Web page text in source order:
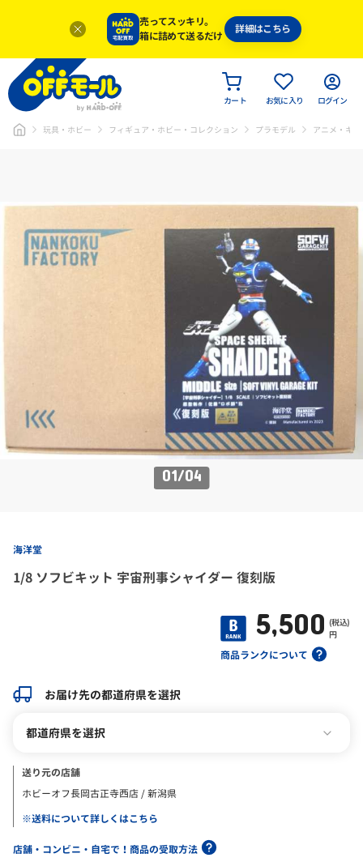
売ってスッキリ。
箱に詰めて送るだけ
詳細はこちら
カート お気に入り ログイン
玩具・ホビー フィギュア・ホビー・コレクション プラモデル アニメ・キ
01/04
海洋堂
1/8 ソフビキット 宇宙刑事シャイダー 復刻版
商品ランクについて
5,500 (税込)
円
お届け先の都道府県を選択
都道府県を選択
送り元の店舗
ホビーオフ長岡古正寺西店 / 新潟県
※送料について詳しくはこちら
店舗・コンビニ・自宅で！商品の受取方法